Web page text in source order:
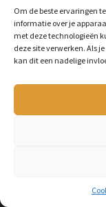
Om de beste ervaringen
informatie over je
met deze technologieën
deze site verwerken. Als
kan dit een nadelige
KAT & POES
HOE GAAN
3 JAAR